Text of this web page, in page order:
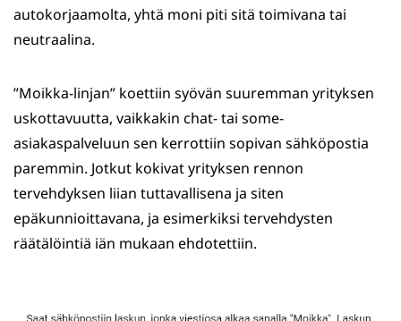
autokorjaamolta, yhtä moni piti sitä toimivana tai
neutraalina.
”Moikka-linjan” koettiin syövän suuremman yrityksen
uskottavuutta, vaikkakin chat- tai some-
asiakaspalveluun sen kerrottiin sopivan sähköpostia
paremmin. Jotkut kokivat yrityksen rennon
tervehdyksen liian tuttavallisena ja siten
epäkunnioittavana, ja esimerkiksi tervehdysten
räätälöintiä iän mukaan ehdotettiin.